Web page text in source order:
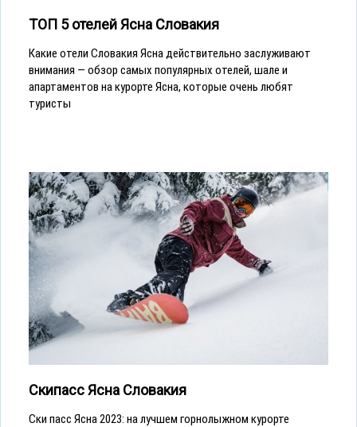
ТОП 5 отелей Ясна Словакия
Какие отели Словакия Ясна действительно заслуживают
внимания — обзор самых популярных отелей, шале и
апартаментов на курорте Ясна, которые очень любят
туристы
Скипасс Ясна Словакия
Ски пасс Ясна 2023: на лучшем горнолыжном курорте